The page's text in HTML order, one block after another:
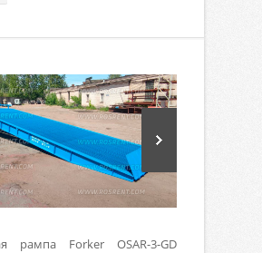
рампа Forker OSAR-3-GD